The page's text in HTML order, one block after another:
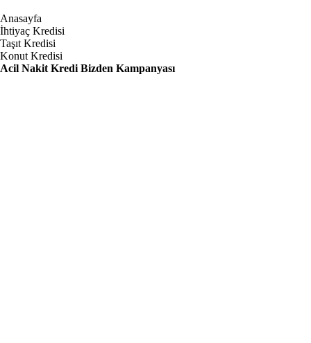
Anasayfa
İhtiyaç Kredisi
Taşıt Kredisi
Konut Kredisi
Acil Nakit Kredi Bizden Kampanyası